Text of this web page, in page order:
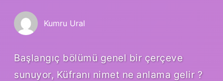
Kumru Ural
Başlangıç bölümü genel bir çerçeve
sunuyor, Küfranı nimet ne anlama gelir ?